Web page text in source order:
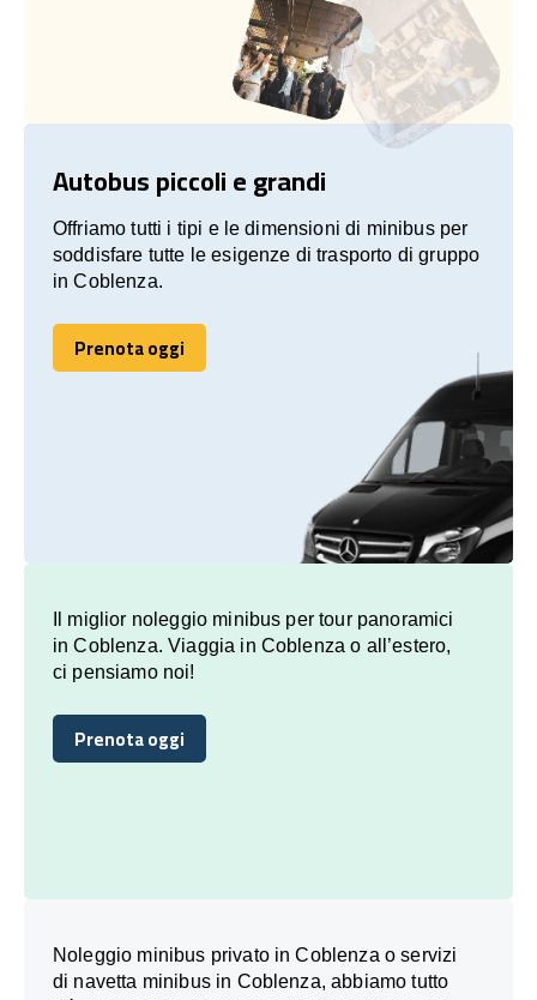
Autobus piccoli e grandi
Offriamo tutti i tipi e le dimensioni di minibus per
soddisfare tutte le esigenze di trasporto di gruppo
in Coblenza.
Prenota oggi
Prenota oggi
Il miglior noleggio minibus per tour panoramici
in Coblenza. Viaggia in Coblenza o all’estero,
ci pensiamo noi!
Prenota oggi
Prenota oggi
Noleggio minibus privato in Coblenza o servizi
di navetta minibus in Coblenza, abbiamo tutto